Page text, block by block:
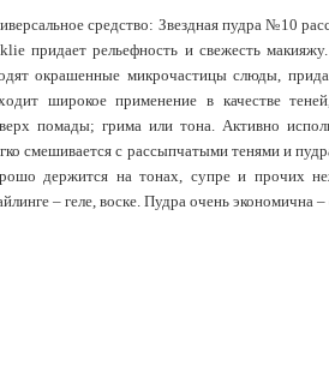
средство: Звездная пудра №10
придает рельефность и свежесть
окрашенные микрочастицы слюды,
широкое применение в качестве
помады; грима или тона. Активно
смешивается с рассыпчатыми тенями и
держится на тонах, супре и прочих
– геле, воске. Пудра очень экономична